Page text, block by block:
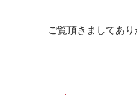
ご覧頂きましてあり